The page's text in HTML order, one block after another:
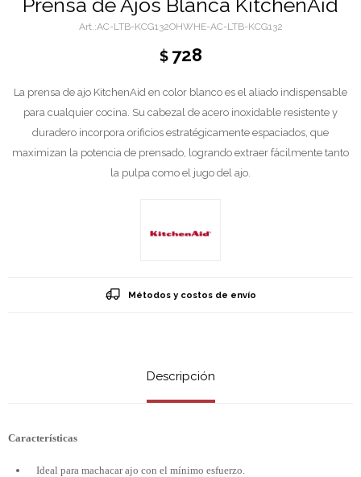
Prensa de Ajos Blanca KitchenAid
AC-LTB-KCG132OHWHE-AC-LTB-KCG132
$ 728
La prensa de ajo KitchenAid en color blanco es el aliado indispensable
para cualquier cocina. Su cabezal de acero inoxidable resistente y
duradero incorpora orificios estratégicamente espaciados, que
maximizan la potencia de prensado, logrando extraer fácilmente tanto
la pulpa como el jugo del ajo.
Métodos y costos de envío
Descripción
Características
Ideal para machacar ajo con el mínimo esfuerzo.